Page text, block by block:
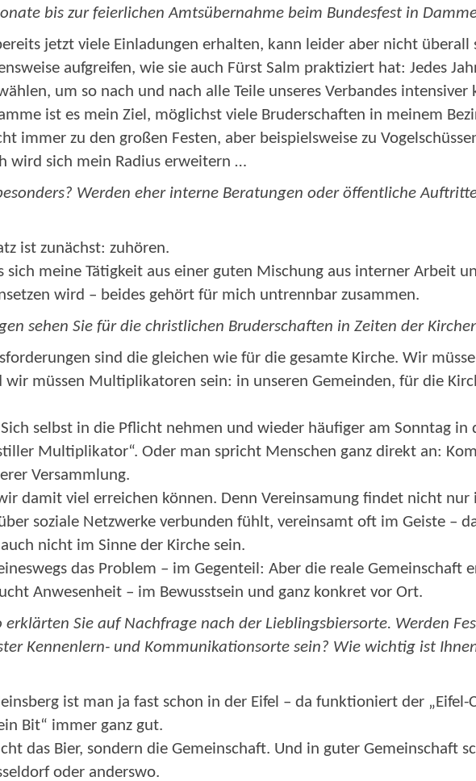
bis zur feierlichen Amtsübernahme beim Bundesfest in
jetzt viele Einladungen erhalten, kann leider aber nicht überall
aufgreifen, wie sie auch Fürst Salm praktiziert hat: Jedes
um so nach und nach alle Teile unseres Verbandes intensiver
ist es mein Ziel, möglichst viele Bruderschaften in meinem
immer zu den großen Festen, aber beispielsweise zu
wird sich mein Radius erweitern …
Werden eher interne Beratungen oder öffentliche
ist zunächst: zuhören.
sich meine Tätigkeit aus einer guten Mischung aus interner Arbeit
wird – beides gehört für mich untrennbar zusammen.
sehen Sie für die christlichen Bruderschaften in Zeiten der
sind die gleichen wie für die gesamte Kirche. Wir
wir müssen Multiplikatoren sein: in unseren Gemeinden, für die
selbst in die Pflicht nehmen und wieder häufiger am Sonntag in
Multiplikator“. Oder man spricht Menschen ganz direkt an:
Versammlung.
damit viel erreichen können. Denn Vereinsamung findet nicht
soziale Netzwerke verbunden fühlt, vereinsamt oft im Geiste –
nicht im Sinne der Kirche sein.
das Problem – im Gegenteil: Aber die reale Gemeinschaft
Anwesenheit – im Bewusstsein und ganz konkret vor Ort.
erklärten Sie auf Nachfrage nach der Lieblingsbiersorte. Werden
Kennenlern- und Kommunikationsorte sein? Wie wichtig ist
ist man ja fast schon in der Eifel – da funktioniert der „Eifel-
Bit“ immer ganz gut.
das Bier, sondern die Gemeinschaft. Und in guter Gemeinschaft
oder anderswo.